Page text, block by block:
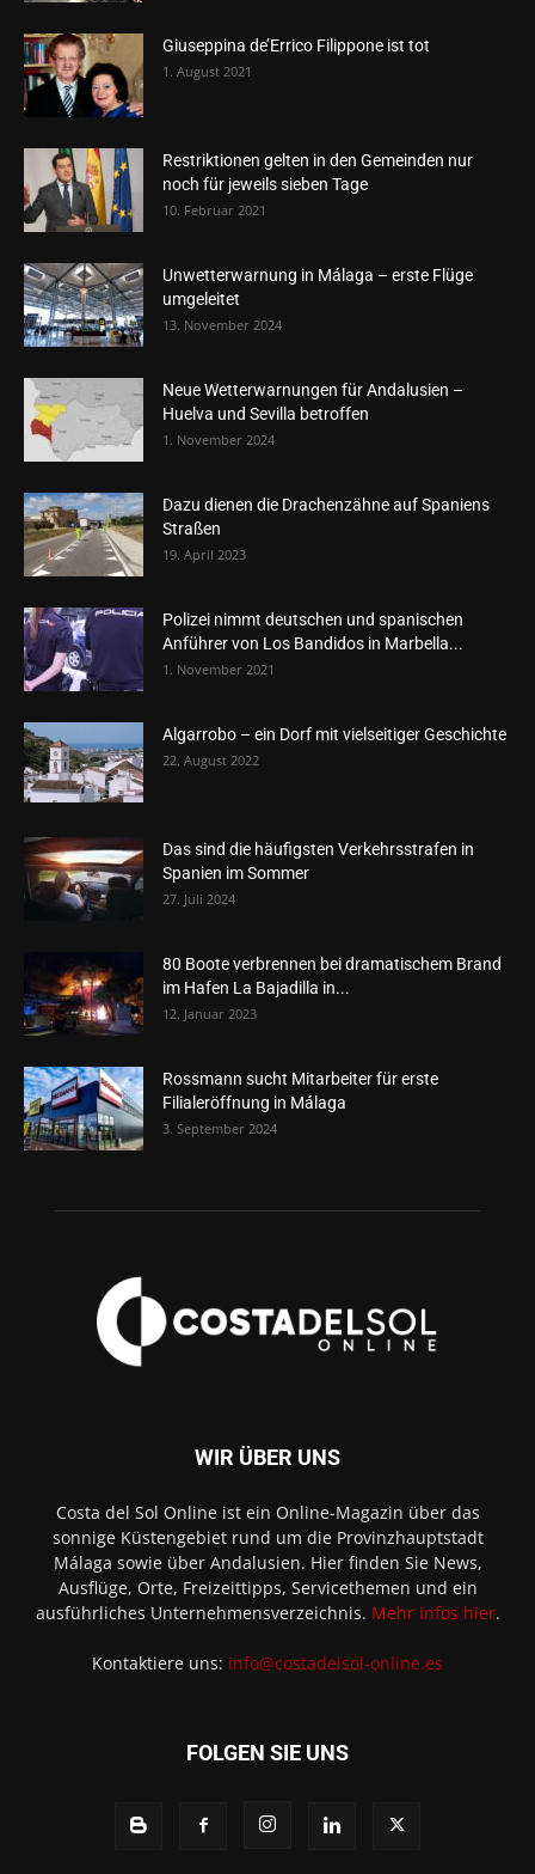
Giuseppina de’Errico Filippone ist tot
1. August 2021
Restriktionen gelten in den Gemeinden nur
noch für jeweils sieben Tage
10. Februar 2021
Unwetterwarnung in Málaga – erste Flüge
umgeleitet
13. November 2024
Neue Wetterwarnungen für Andalusien –
Huelva und Sevilla betroffen
1. November 2024
Dazu dienen die Drachenzähne auf Spaniens
Straßen
19. April 2023
Polizei nimmt deutschen und spanischen
Anführer von Los Bandidos in Marbella...
1. November 2021
Algarrobo – ein Dorf mit vielseitiger Geschichte
22. August 2022
Das sind die häufigsten Verkehrsstrafen in
Spanien im Sommer
27. Juli 2024
80 Boote verbrennen bei dramatischem Brand
im Hafen La Bajadilla in...
12. Januar 2023
Rossmann sucht Mitarbeiter für erste
Filialeröffnung in Málaga
3. September 2024
WIR ÜBER UNS
Costa del Sol Online ist ein Online-Magazin über das
sonnige Küstengebiet rund um die Provinzhauptstadt
Málaga sowie über Andalusien. Hier finden Sie News,
Ausflüge, Orte, Freizeittipps, Servicethemen und ein
ausführliches Unternehmensverzeichnis. Mehr Infos hier.
Kontaktiere uns: info@costadelsol-online.es
FOLGEN SIE UNS